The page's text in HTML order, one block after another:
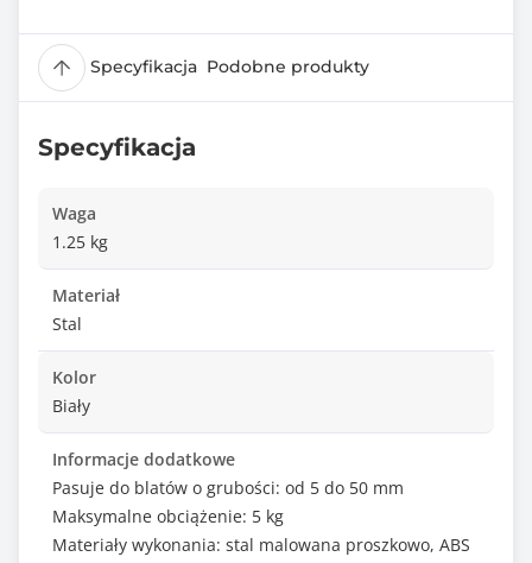
Specyfikacja Podobne produkty
Specyfikacja
Waga
1.25 kg
Materiał
Stal
Kolor
Biały
Informacje dodatkowe
Pasuje do blatów o grubości: od 5 do 50 mm
Maksymalne obciążenie: 5 kg
Materiały wykonania: stal malowana proszkowo, ABS